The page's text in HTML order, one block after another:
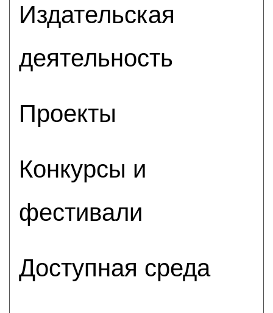
Издательская
деятельность
Проекты
Конкурсы и
фестивали
Доступная среда